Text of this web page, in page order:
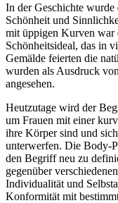
In der Geschichte
Schönheit und
mit üppigen Kurven war
Schönheitsideal, das in
Gemälde feierten die
wurden als Ausdruck
angesehen.
Heutzutage wird der
um Frauen mit einer
ihre Körper sind und
unterwerfen. Die Body-
den Begriff neu zu
gegenüber
Individualität und
Konformität mit